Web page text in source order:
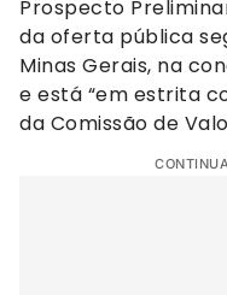
Prospecto
da oferta pública
Minas Gerais, na
e está “em estrita
da Comissão de